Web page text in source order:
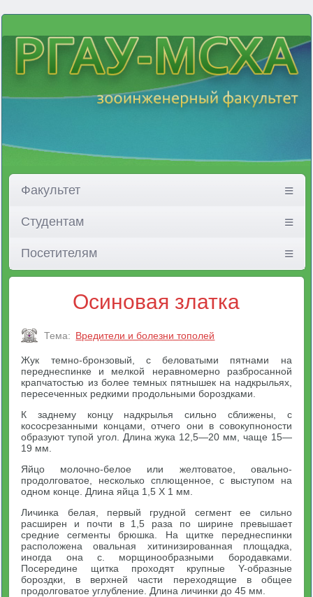
Факультет
Студентам
Посетителям
Осиновая златка
Тема: Вредители и болезни тополей
Жук темно-бронзовый, с беловатыми пятнами на
переднеспинке и мелкой неравномерно разбросанной
крапчатостью из более темных пятнышек на надкрыльях,
пересеченных редкими продольными бороздками.
К заднему концу надкрылья сильно сближены, с
кососрезанными концами, отчего они в совокупноности
образуют тупой угол. Длина жука 12,5—20 мм, чаще 15—
19 мм.
Яйцо молочно-белое или желтоватое, овально-
продолговатое, несколько сплющенное, с выступом на
одном конце. Длина яйца 1,5 X 1 мм.
Личинка белая, первый грудной сегмент ее сильно
расширен и почти в 1,5 раза по ширине превышает
средние сегменты брюшка. На щитке переднеспинки
расположена овальная хитинизированная площадка,
иногда она с. морщинообразными бородавками.
Посередине щитка проходят крупные Y-образные
бороздки, в верхней части переходящие в общее
продолговатое углубление. Длина личинки до 45 мм.